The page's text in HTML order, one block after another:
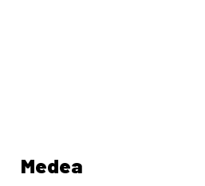
Medea